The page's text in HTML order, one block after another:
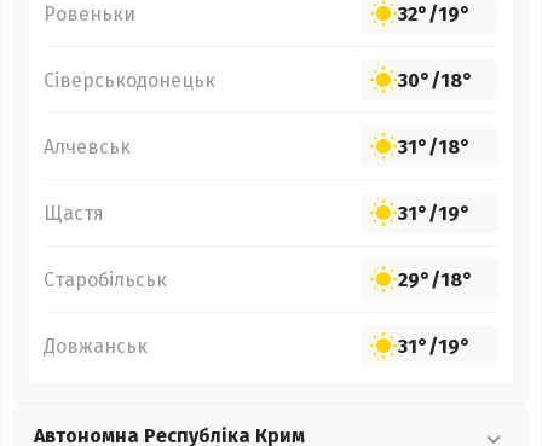
Ровеньки 32°/19°
Сіверськодонецьк 30°/18°
Алчевськ 31°/18°
Щастя 31°/19°
Старобільськ 29°/18°
Довжанськ 31°/19°
Автономна Республіка Крим